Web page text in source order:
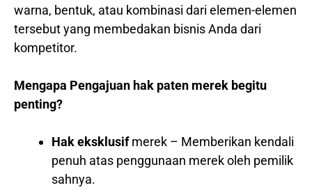
warna, bentuk, atau kombinasi dari elemen-elemen
tersebut yang membedakan bisnis Anda dari
kompetitor.
Mengapa Pengajuan hak paten merek begitu
penting?
Hak eksklusifmerek – Memberikan kendali
penuh atas penggunaan merek oleh pemilik
sahnya.